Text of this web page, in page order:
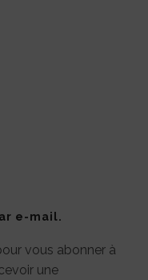
e-mail.
vous abonner à
une